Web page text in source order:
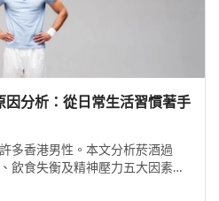
因分析：從日常生活習慣著手
多香港男性。本文分析菸酒過
飲食失衡及精神壓力五大因素如